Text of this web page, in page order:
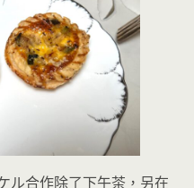
ル合作除了下午茶，另在